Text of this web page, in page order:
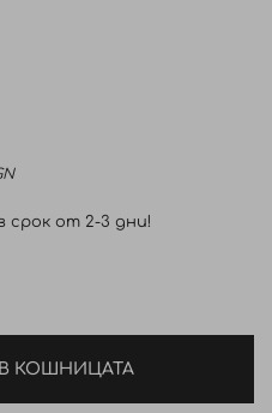
срок от 2-3 дни!
КОШНИЦАТА